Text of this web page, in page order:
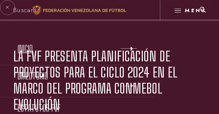
MENÚ
INICIO
DIRECTORIO
ESTATUTOS FVF
LA FVF PRESENTA PLANIFICACIÓN DE
PROYECTOS PARA EL CICLO 2024 EN EL
MARCO DEL PROGRAMA CONMEBOL
EVOLUCIÓN